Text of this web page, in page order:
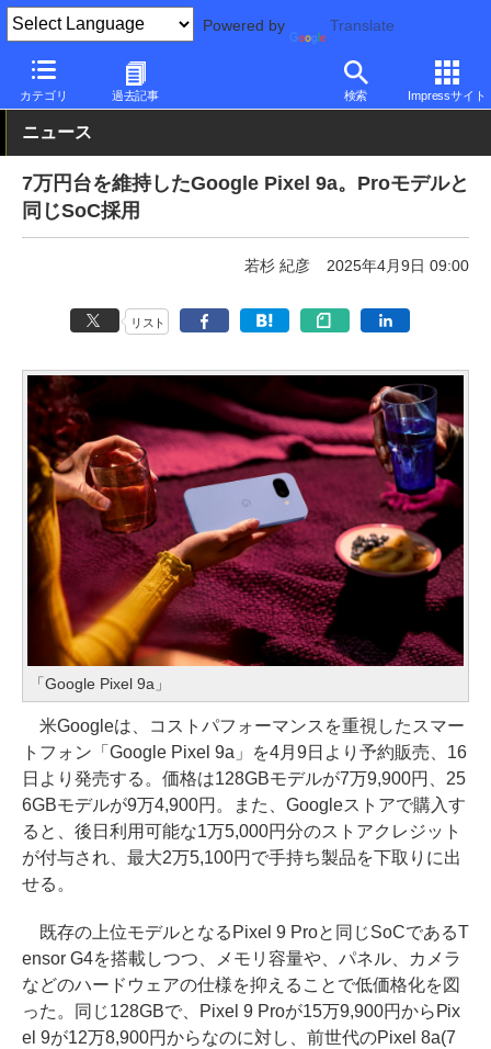
Powered by Translate
カテゴリ 過去記事 検索 Impressサイト
PC Watch パソコン/タブレット/スマートフォン スマートフォン
ニュース
7万円台を維持したGoogle Pixel 9a。Proモデルと
同じSoC採用
若杉 紀彦 2025年4月9日 09:00
リスト
「Google Pixel 9a」
米Googleは、コストパフォーマンスを重視したスマー
トフォン「Google Pixel 9a」を4月9日より予約販売、16
日より発売する。価格は128GBモデルが7万9,900円、25
6GBモデルが9万4,900円。また、Googleストアで購入す
ると、後日利用可能な1万5,000円分のストアクレジット
が付与され、最大2万5,100円で手持ち製品を下取りに出
せる。
既存の上位モデルとなるPixel 9 Proと同じSoCであるT
ensor G4を搭載しつつ、メモリ容量や、パネル、カメラ
などのハードウェアの仕様を抑えることで低価格化を図
った。同じ128GBで、Pixel 9 Proが15万9,900円からPix
el 9が12万8,900円からなのに対し、前世代のPixel 8a(7